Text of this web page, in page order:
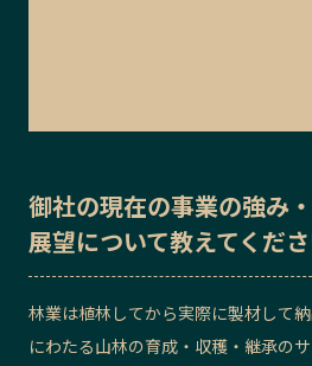
御社の現在の事業の強み
展望について教えてくださ
林業は植林してから実際に製材して
にわたる山林の育成・収穫・継承の